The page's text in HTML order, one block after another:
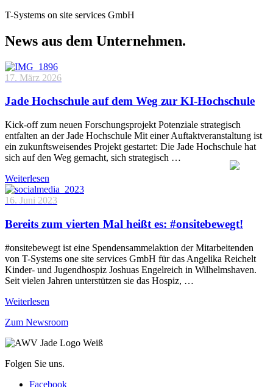
T-Systems on site services GmbH
News aus dem Unternehmen.
17. März 2026
Jade Hochschule auf dem Weg zur KI-Hochschule
Kick-off zum neuen Forschungsprojekt Potenziale strategisch
entfalten an der Jade Hochschule Mit einer Auftaktveranstaltung ist
ein zukunftsweisendes Projekt gestartet: Die Jade Hochschule hat
sich auf den Weg gemacht, sich strategisch …
Weiterlesen
16. Juni 2023
Bereits zum vierten Mal heißt es: #onsitebewegt!
#onsitebewegt ist eine Spendensammelaktion der Mitarbeitenden
von T-Systems one site services GmbH für das Angelika Reichelt
Kinder- und Jugendhospiz Joshuas Engelreich in Wilhelmshaven.
Seit vielen Jahren unterstützen sie das Hospiz, …
Weiterlesen
Zum Newsroom
Folgen Sie uns.
Facebook